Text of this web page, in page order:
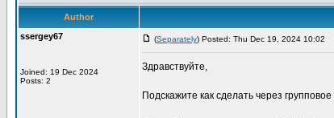
Author
ssergey67
Joined: 19 Dec 2024
Posts: 2
(Separately) Posted: Thu Dec 19, 2024 10:02
Здравствуйте,
Подскажите как сделать через